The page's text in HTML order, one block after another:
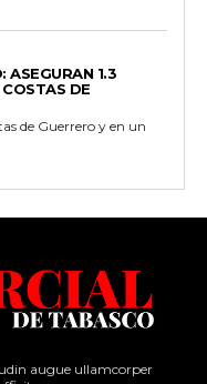
ASEGURAN 1.3
DE
de Guerrero y en un
augue ullamcorper